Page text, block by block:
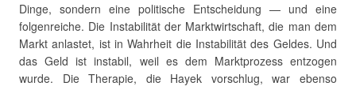
Dinge, sondern eine politische Entscheidung — und eine
folgenreiche. Die Instabilität der Marktwirtschaft, die man dem
Markt anlastet, ist in Wahrheit die Instabilität des Geldes. Und
das Geld ist instabil, weil es dem Marktprozess entzogen
wurde. Die Therapie, die Hayek vorschlug, war ebenso